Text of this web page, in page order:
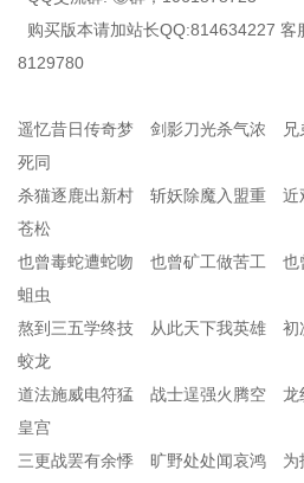
购买版本请加站长QQ:814634227
8129780
遥忆昔日传奇梦 剑影刀光杀气浓 兄
死同
杀猫逐鹿出新村 斩妖除魔入盟重 近
苍松
也曾毒蛇遭蛇吻 也曾矿工做苦工 也
蛆虫
熬到三五学终技 从此天下我英雄 初
蛟龙
道法施威电符猛 战士逞强火腾空 龙
皇宫
三更战罢有余悸 旷野处处闻哀鸿